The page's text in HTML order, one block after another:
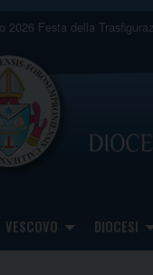
2026 Festa della
VESCOVO DIOCESI